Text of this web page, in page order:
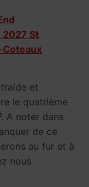
2027 St
et
le quatrième
A noter dans
de ce
au fur et à
nous